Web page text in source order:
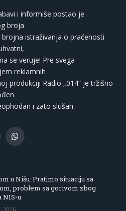
i informiše postao je
broja
istraživanja o praćenosti
se veruje! Pre svega
reklamnih
produkciji Radio „014“ je tržišno
i zato slušan.
WhatsApp
u Nišu: Pratimo situaciju sa
problem sa gorivom zbog
NIS-u
2026